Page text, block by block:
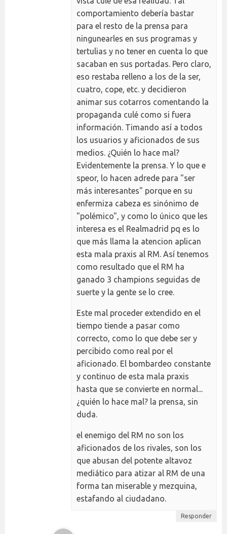
comportamiento debería bastar
para el resto de la prensa para
ningunearles en sus programas y
tertulias y no tener en cuenta lo que
sacaban en sus portadas. Pero claro,
eso restaba relleno a los de la ser,
cuatro, cope, etc. y decidieron
animar sus cotarros comentando la
propaganda culé como si fuera
información. Timando así a todos
los usuarios y aficionados de sus
medios. ¿Quién lo hace mal?
Evidentemente la prensa. Y lo que e
speor, lo hacen adrede para "ser
más interesantes" porque en su
enfermiza cabeza es sinónimo de
"polémico", y como lo único que les
interesa es el Realmadrid pq es lo
que más llama la atencion aplican
esta mala praxis al RM. Así tenemos
como resultado que el RM ha
ganado 3 champions seguidas de
suerte y la gente se lo cree.
Este mal proceder extendido en el
tiempo tiende a pasar como
correcto, como lo que debe ser y
percibido como real por el
aficionado. El bombardeo constante
y continuo de esta mala praxis
hasta que se convierte en normal...
¿quién lo hace mal? la prensa, sin
duda.
el enemigo del RM no son los
aficionados de los rivales, son los
que abusan del potente altavoz
mediático para atizar al RM de una
forma tan miserable y mezquina,
estafando al ciudadano.
Responder